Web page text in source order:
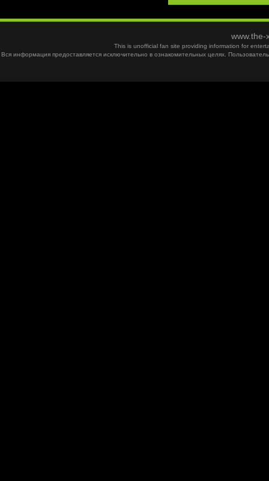
This is unofficial fan site providing information for
Вся информация предоставляется исключительно в ознакомительных целях.